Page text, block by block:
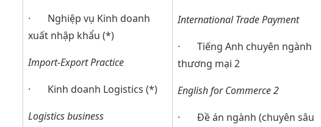
· Nghiệp vụ Kinh doanh
xuất nhập khẩu (*)
Import-Export Practice
· Kinh doanh Logistics (*)
Logistics business
International Trade Payment
· Tiếng Anh chuyên ngành
thương mại 2
English for Commerce 2
· Đề án ngành (chuyên sâu